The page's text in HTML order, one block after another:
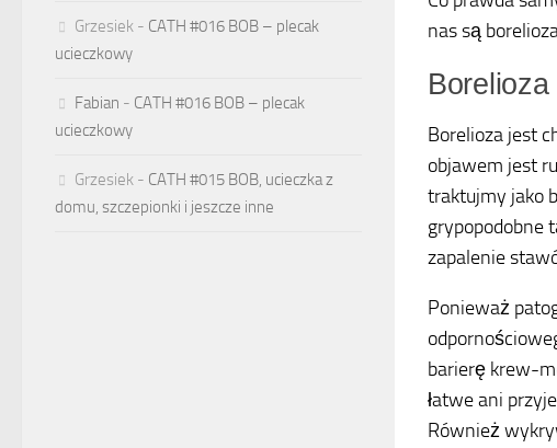
nas są
Borelioza
Borelioza jest
objawem jest
traktujmy jako
grypopodobne
zapalenie
Ponieważ
barierę krew-
łatwe ani
Również
Grzesiek - CATH #016 BOB – plecak
ucieczkowy
Fabian - CATH #016 BOB – plecak
ucieczkowy
Grzesiek - CATH #015 BOB, ucieczka z
domu, szczepionki i jeszcze inne